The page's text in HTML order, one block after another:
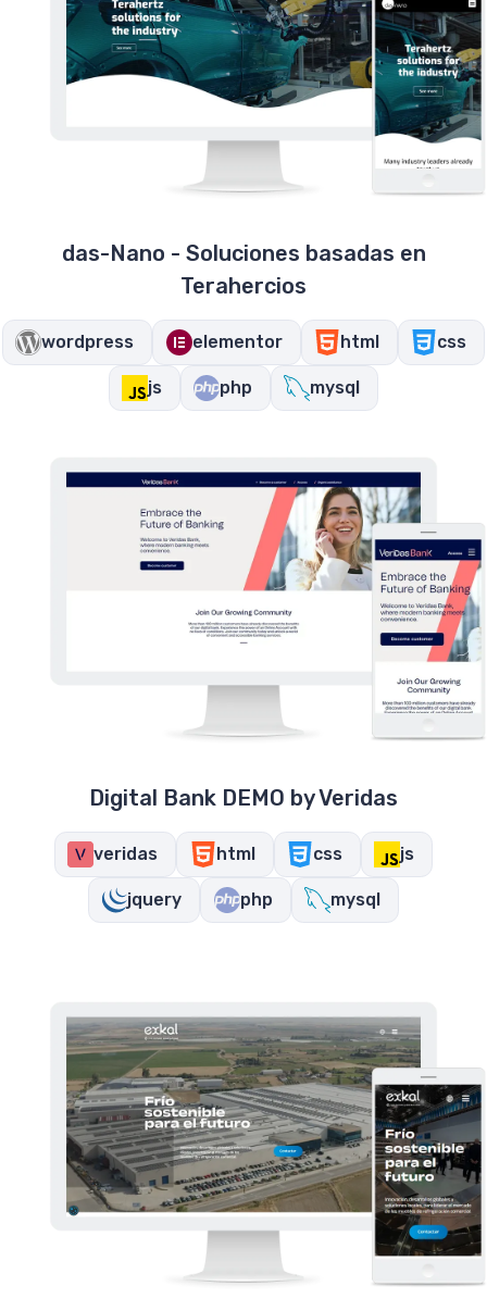
das-Nano - Soluciones basadas en
Terahercios
wordpress elementor html css
js php mysql
Digital Bank DEMO by Veridas
veridas html css js
jquery php mysql